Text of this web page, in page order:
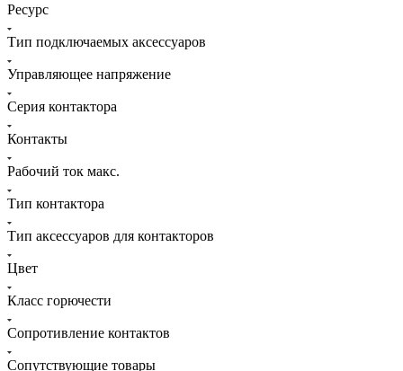
Ресурс
Тип подключаемых аксессуаров
Управляющее напряжение
Серия контактора
Контакты
Рабочий ток макс.
Тип контактора
Тип аксессуаров для контакторов
Цвет
Класс горючести
Сопротивление контактов
Сопутствующие товары